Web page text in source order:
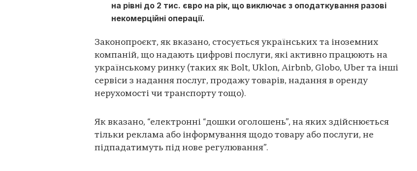
на рівні до 2 тис. євро на рік, що виключає з оподаткування разові
некомерційні операції.
Законопроєкт, як вказано, стосується українських та іноземних
компаній, що надають цифрові послуги, які активно працюють на
українському ринку (таких як Bolt, Uklon, Airbnb, Globo, Uber та інші
сервіси з надання послуг, продажу товарів, надання в оренду
нерухомості чи транспорту тощо).
Як вказано, “електронні “дошки оголошень”, на яких здійснюється
тільки реклама або інформування щодо товару або послуги, не
підпадатимуть під нове регулювання”.